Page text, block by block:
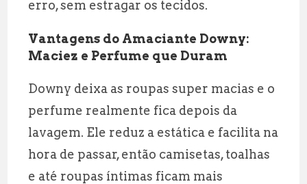
erro, sem estragar os tecidos.
Vantagens do Amaciante Downy:
Maciez e Perfume que Duram
Downy deixa as roupas super macias e o
perfume realmente fica depois da
lavagem. Ele reduz a estática e facilita na
hora de passar, então camisetas, toalhas
e até roupas íntimas ficam mais